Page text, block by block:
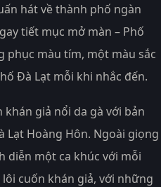
hát về thành phố ngàn
tiết mục mở màn – Phố
phục màu tím, một màu sắc
Đà Lạt mỗi khi nhắc đến.
khán giả nổi da gà với bản
Lạt Hoàng Hôn. Ngoài giọng
diễn một ca khúc với mỗi
cuốn khán giả, với những